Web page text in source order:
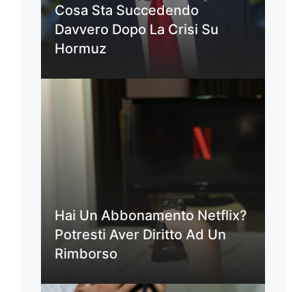
Cosa Sta Succedendo
Davvero Dopo La Crisi Su
Hormuz
Hai Un Abbonamento Netflix?
Potresti Aver Diritto Ad Un
Rimborso